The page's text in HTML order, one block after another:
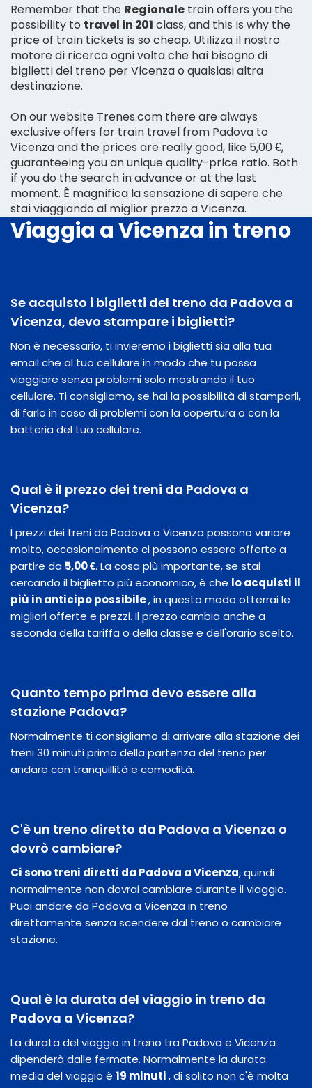
Remember that the Regionale train offers you the
possibility to travel in 201 class, and this is why the
price of train tickets is so cheap. Utilizza il nostro
motore di ricerca ogni volta che hai bisogno di
biglietti del treno per Vicenza o qualsiasi altra
destinazione.
On our website Trenes.com there are always
exclusive offers for train travel from Padova to
Vicenza and the prices are really good, like 5,00 €,
guaranteeing you an unique quality-price ratio. Both
if you do the search in advance or at the last
moment. È magnifica la sensazione di sapere che
stai viaggiando al miglior prezzo a Vicenza.
Viaggia a Vicenza in treno
Se acquisto i biglietti del treno da Padova a
Vicenza, devo stampare i biglietti?
Non è necessario, ti invieremo i biglietti sia alla tua
email che al tuo cellulare in modo che tu possa
viaggiare senza problemi solo mostrando il tuo
cellulare. Ti consigliamo, se hai la possibilità di stamparli,
di farlo in caso di problemi con la copertura o con la
batteria del tuo cellulare.
Qual è il prezzo dei treni da Padova a
Vicenza?
I prezzi dei treni da Padova a Vicenza possono variare
molto, occasionalmente ci possono essere offerte a
partire da 5,00 €. La cosa più importante, se stai
cercando il biglietto più economico, è che lo acquisti il
​​più in anticipo possibile, in questo modo otterrai le
migliori offerte e prezzi. Il prezzo cambia anche a
seconda della tariffa o della classe e dell'orario scelto.
Quanto tempo prima devo essere alla
stazione Padova?
Normalmente ti consigliamo di arrivare alla stazione dei
treni 30 minuti prima della partenza del treno per
andare con tranquillità e comodità.
C'è un treno diretto da Padova a Vicenza o
dovrò cambiare?
Ci sono treni diretti da Padova a Vicenza, quindi
normalmente non dovrai cambiare durante il viaggio.
Puoi andare da Padova a Vicenza in treno
direttamente senza scendere dal treno o cambiare
stazione.
Qual è la durata del viaggio in treno da
Padova a Vicenza?
La durata del viaggio in treno tra Padova e Vicenza
dipenderà dalle fermate. Normalmente la durata
media del viaggio è 19 minuti, di solito non c'è molta